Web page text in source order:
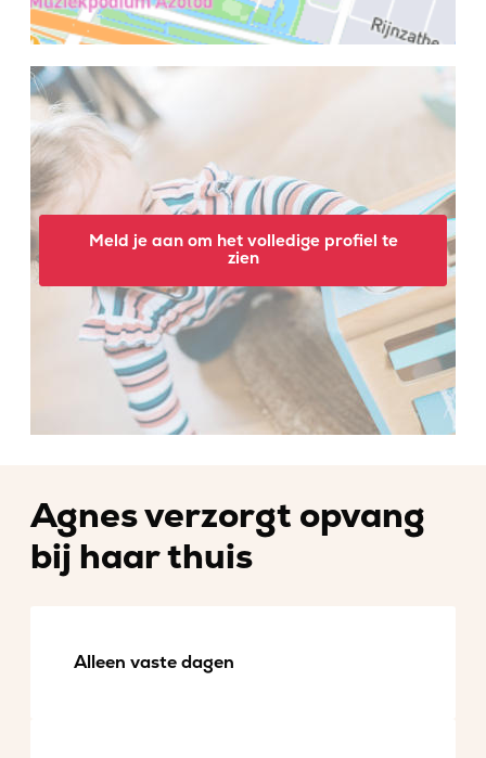
Meld je aan om het volledige profiel te
zien
Agnes verzorgt opvang
bij haar thuis
Alleen vaste dagen